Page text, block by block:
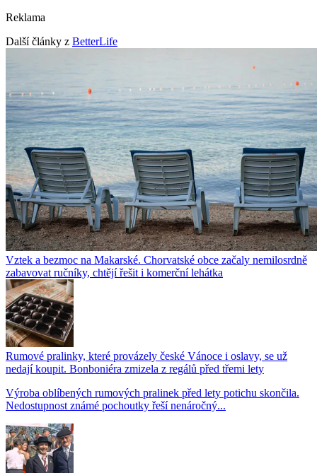
Reklama
Další články z BetterLife
Vztek a bezmoc na Makarské. Chorvatské obce začaly nemilosrdně
zabavovat ručníky, chtějí řešit i komerční lehátka
Rumové pralinky, které provázely české Vánoce i oslavy, se už
nedají koupit. Bonboniéra zmizela z regálů před třemi lety
Výroba oblíbených rumových pralinek před lety potichu skončila.
Nedostupnost známé pochoutky řeší nenáročný...